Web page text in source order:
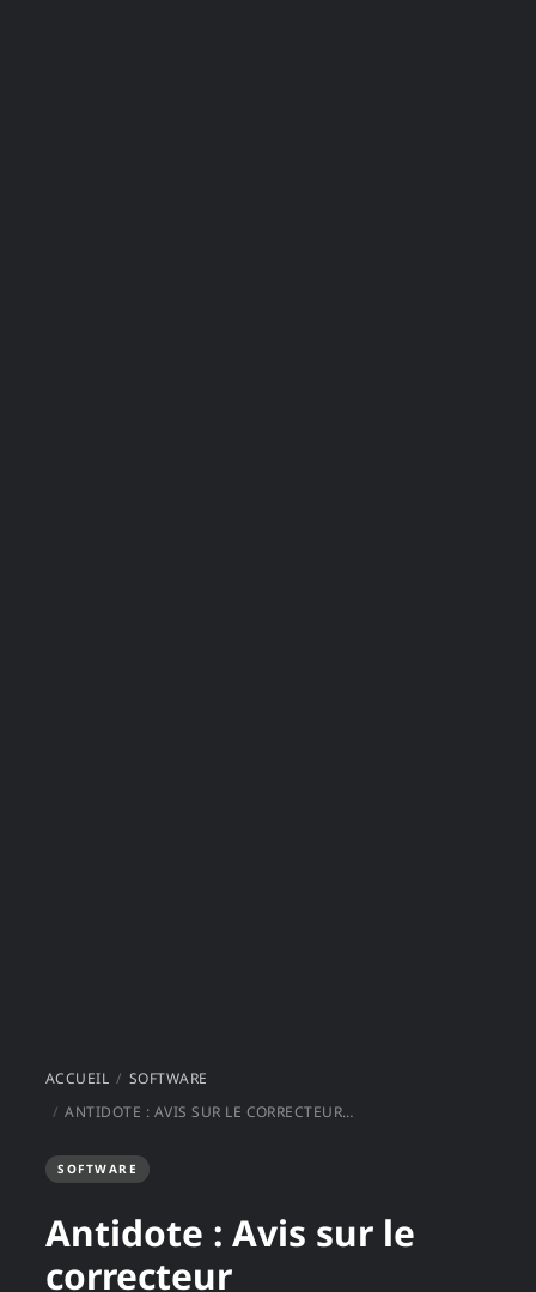
ACCUEIL
SOFTWARE
ANTIDOTE : AVIS SUR LE CORRECTEUR ORTHOGRAPHIQUE
SOFTWARE
Antidote : Avis sur le
correcteur